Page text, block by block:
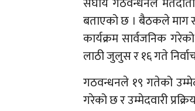
बताएको छ । बैठकले माग
कार्यक्रम सार्वजनिक
लाठी जुलुस र १६ गते
गठवन्धनले १९ गतेको
गरेको छ र उम्मेदवारी